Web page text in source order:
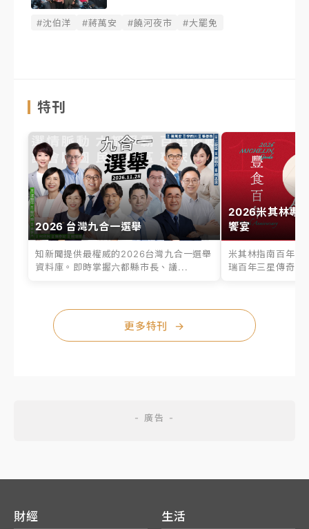
#沈伯洋 #蔣萬安 #饒河夜市 #大罷免
特刊
2026 台灣九合一選舉
知新聞提供最權威的2026台灣九合一選舉
資料庫。即時掌握六都縣市長、議...
2026米其林專
饗宴
米其林指南百年之
瑞百年三星傳奇、
更多特刊 →
財經 生活